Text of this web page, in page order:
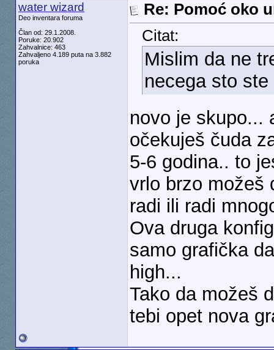
water wizard
Deo inventara foruma
Član od: 29.1.2008.
Poruke: 20.902
Zahvalnice: 463
Zahvaljeno 4.189 puta na 3.882
poruka
Re: Pomoć oko
Citat:
Mislim da ne
necega sto
novo je skupo...
očekuješ čuda
5-6 godina.. to
vrlo brzo možeš
radi ili radi
Ova druga
samo grafička
high...
Tako da možeš
tebi opet nova